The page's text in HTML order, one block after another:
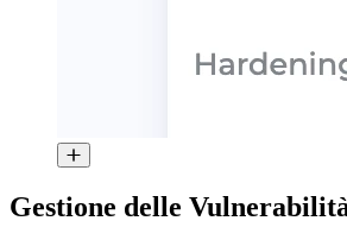
Gestione delle